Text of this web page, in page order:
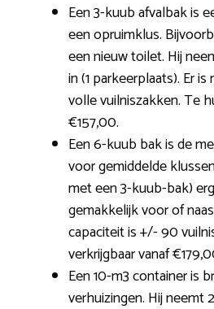
Een 3-kuub afvalbak is
een opruimklus.
een nieuw toilet. Hij
in (1 parkeerplaats). Er
volle vuilniszakken. Te
€157,00.
Een 6-kuub bak is de
voor gemiddelde
met een 3-kuub-bak)
gemakkelijk voor of
capaciteit is +/- 90
verkrijgbaar vanaf
Een 10-m3 container is
verhuizingen. Hij neemt